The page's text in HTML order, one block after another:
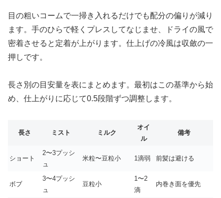
目の粗いコームで一掃き入れるだけでも配分の偏りが減り
ます。手のひらで軽くプレスしてなじませ、ドライの風で
密着させると定着が上がります。仕上げの冷風は収斂の一
押しです。
長さ別の目安量を表にまとめます。最初はこの基準から始
め、仕上がりに応じて0.5段階ずつ調整します。
長さ ミスト ミルク
オイ
ル
備考
ショート
2〜3プッシ
ュ
米粒〜豆粒小 1滴弱 前髪は避ける
ボブ
3〜4プッシ
ュ
豆粒小
1〜2
滴
内巻き面を優先